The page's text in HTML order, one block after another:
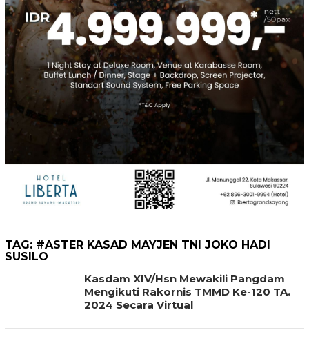
TAG: #ASTER KASAD MAYJEN TNI JOKO HADI
SUSILO
Kasdam XIV/Hsn Mewakili Pangdam
Mengikuti Rakornis TMMD Ke-120 TA.
2024 Secara Virtual